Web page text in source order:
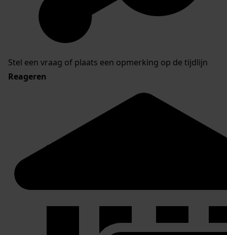
Stel een vraag of plaats een opmerking op de tijdlijn
Reageren